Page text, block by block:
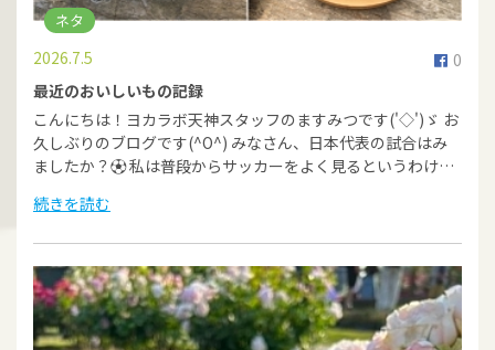
ネタ
0
2026.7.5
最近のおいしいもの記録
こんにちは！ヨカラボ天神スタッフのますみつです('◇')ゞ お
久しぶりのブログです(^O^) みなさん、日本代表の試合はみ
ましたか？⚽ 私は普段からサッカーをよく見るというわけ…
続きを読む